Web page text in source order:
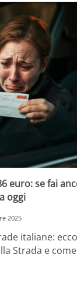
euro: se fai
oggi
2025
italiane:
Strada e